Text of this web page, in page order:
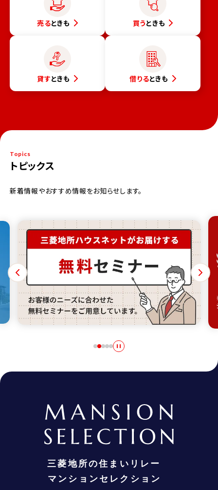
売るときも 買うときも
貸すときも 借りるときも
Topics
トピックス
新着情報やおすすめ情報をお知らせします。